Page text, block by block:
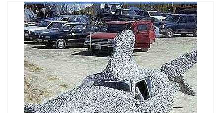
#5024 Joe|2003-01-01 00:00:00| Válasz
Aztmondjak,hogy nagyzolos vagyok,dehogy,..